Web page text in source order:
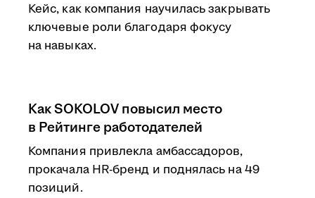
Кейс, как компания научилась закрывать
ключевые роли благодаря фокусу
на навыках.
Как SOKOLOV повысил место
в Рейтинге работодателей
Компания привлекла амбассадоров,
прокачала HR-бренд и поднялась на 49
позиций.